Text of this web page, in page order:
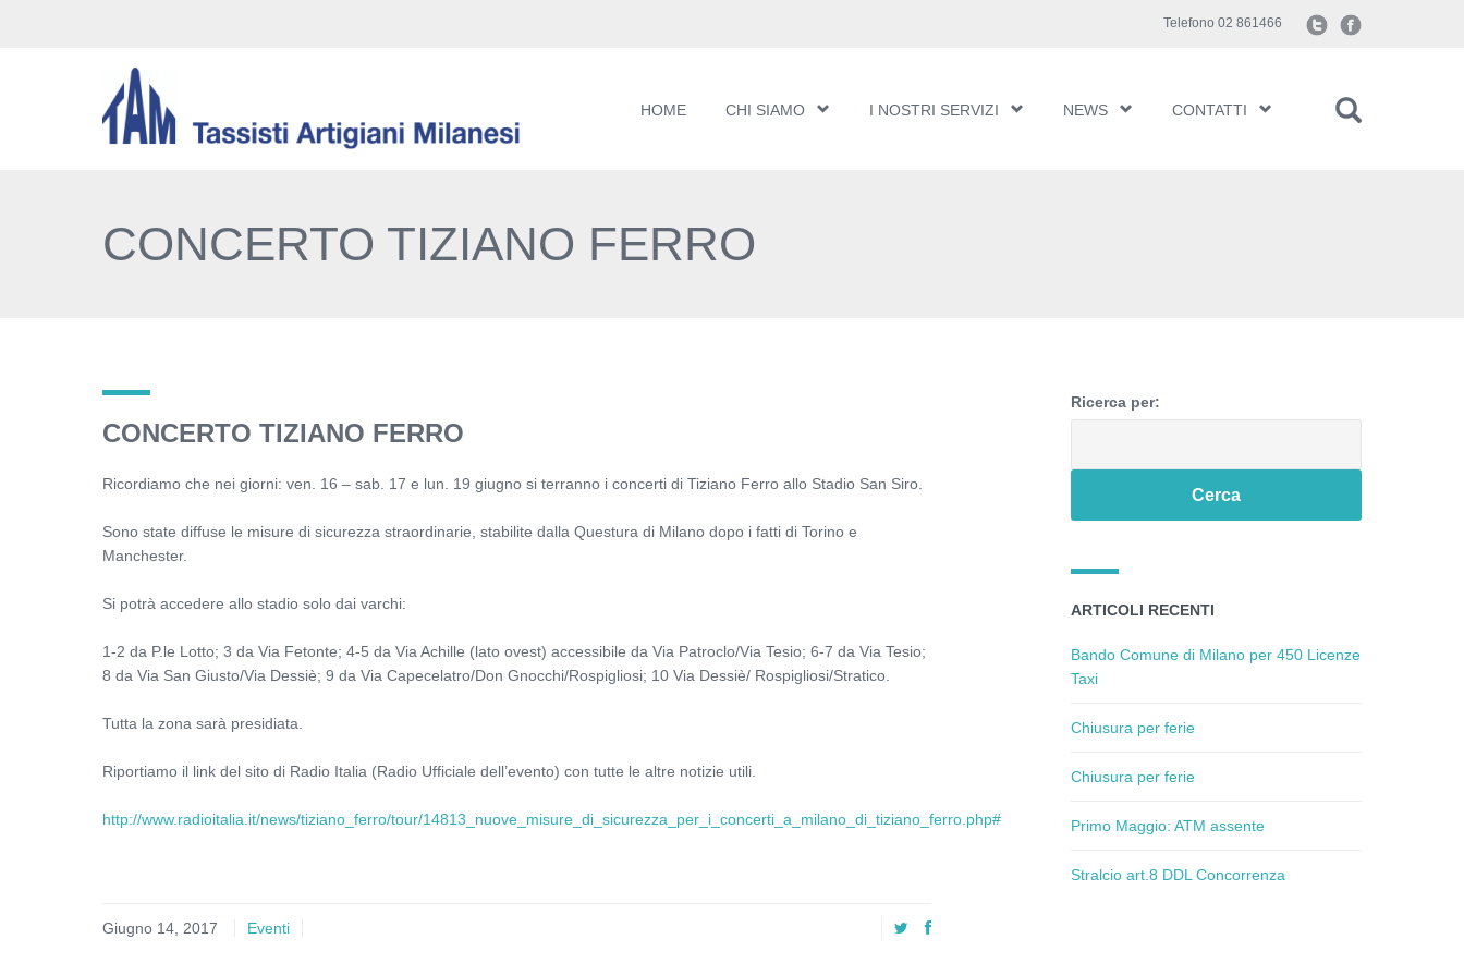
HOME CHI SIAMO I NOSTRI SERVIZI NEWS CONTATTI
Telefono 02 861466
CONCERTO TIZIANO FERRO
CONCERTO TIZIANO FERRO
Ricordiamo che nei giorni: ven. 16 – sab. 17 e lun. 19 giugno si terranno i concerti di Tiziano Ferro allo Stadio San Siro.
Sono state diffuse le misure di sicurezza straordinarie, stabilite dalla Questura di Milano dopo i fatti di Torino e
Manchester.
Si potrà accedere allo stadio solo dai varchi:
1-2 da P.le Lotto; 3 da Via Fetonte; 4-5 da Via Achille (lato ovest) accessibile da Via Patroclo/Via Tesio; 6-7 da Via Tesio;
8 da Via San Giusto/Via Dessiè; 9 da Via Capecelatro/Don Gnocchi/Rospigliosi; 10 Via Dessiè/ Rospigliosi/Stratico.
Tutta la zona sarà presidiata.
Riportiamo il link del sito di Radio Italia (Radio Ufficiale dell’evento) con tutte le altre notizie utili.
http://www.radioitalia.it/news/tiziano_ferro/tour/14813_nuove_misure_di_sicurezza_per_i_concerti_a_milano_di_tiziano_ferro.php#
Giugno 14, 2017 Eventi
Ricerca per:
ARTICOLI RECENTI
Bando Comune di Milano per 450 Licenze
Taxi
Chiusura per ferie
Chiusura per ferie
Primo Maggio: ATM assente
Stralcio art.8 DDL Concorrenza